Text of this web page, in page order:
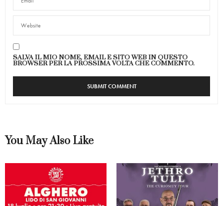
SALVA IL MIO NOME, EMAIL E SITO WEB IN QUESTO
BROWSER PER LA PROSSIMA VOLTA CHE COMMENTO.
You May Also Like